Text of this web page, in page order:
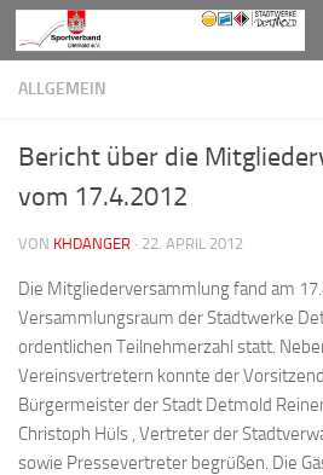
Zum Inhalt springen
ALLGEMEIN
Bericht über die
vom 17.4.2012
VON KHDANGER · 22. APRIL 2012
Die Mitgliederversammlung fand am
Versammlungsraum der Stadtwerke
ordentlichen Teilnehmerzahl statt.
Vereinsvertretern konnte der
Bürgermeister der Stadt Detmold
Christoph Hüls , Vertreter der
sowie Pressevertreter begrüßen. Die